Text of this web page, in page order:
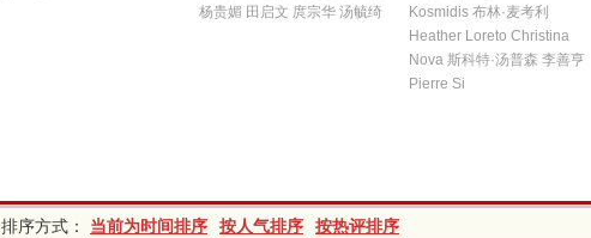
杨贵媚 田启文 庹宗华 汤毓绮
Kosmidis 布林·麦考利
Heather Loreto Christina
Nova 斯科特·汤普森 李善亨
Pierre Si
排序方式：
当前为时间排序 按人气排序 按热评排序